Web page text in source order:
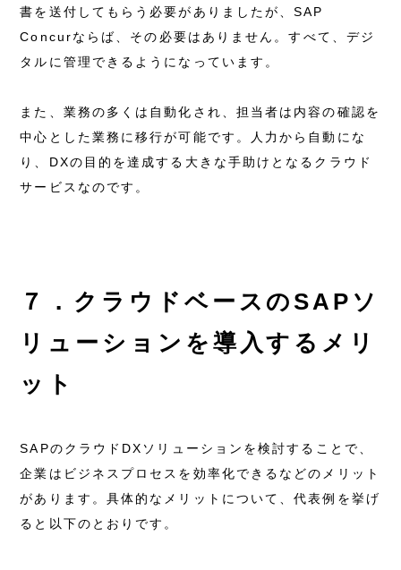
書を送付してもらう必要がありましたが、SAP
Concurならば、その必要はありません。すべて、デジ
タルに管理できるようになっています。
また、業務の多くは自動化され、担当者は内容の確認を
中心とした業務に移行が可能です。人力から自動にな
り、DXの目的を達成する大きな手助けとなるクラウド
サービスなのです。
７．クラウドベースのSAPソ
リューションを導入するメリ
ット
SAPのクラウドDXソリューションを検討することで、
企業はビジネスプロセスを効率化できるなどのメリット
があります。具体的なメリットについて、代表例を挙げ
ると以下のとおりです。